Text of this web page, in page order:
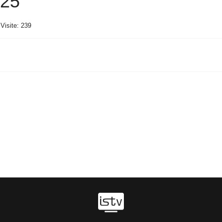
Visite: 239